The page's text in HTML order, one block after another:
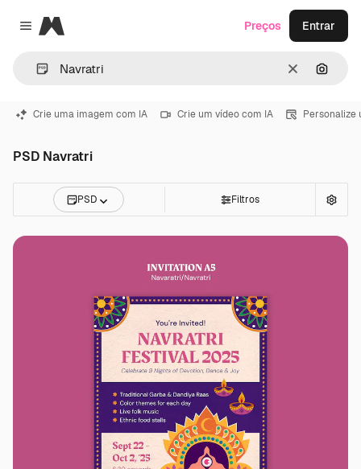
Close menu
Magnific
Limpar
Preços Entrar
Crie uma imagem com IA Crie um vídeo com IA Personalize
PSD Navratri
PSD Filtros